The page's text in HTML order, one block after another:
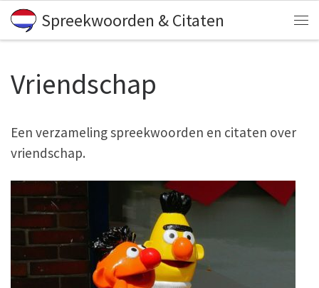
Skip to content
Spreekwoorden & Citaten
Vriendschap
Een verzameling spreekwoorden en citaten over
vriendschap.